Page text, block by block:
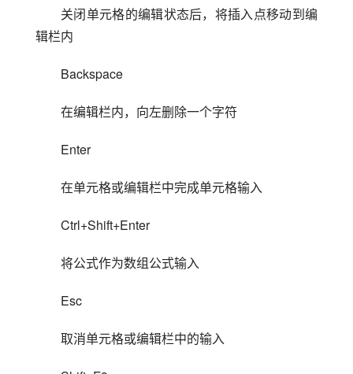
关闭单元格的编辑状态后，将插入点移动到编
辑栏内
Backspace
在编辑栏内，向左删除一个字符
Enter
在单元格或编辑栏中完成单元格输入
Ctrl+Shift+Enter
将公式作为数组公式输入
Esc
取消单元格或编辑栏中的输入